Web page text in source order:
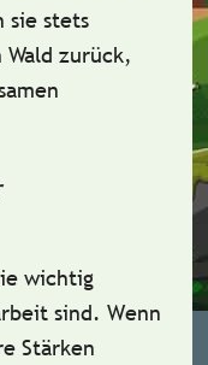
sie stets
zurück,
wichtig
sind. Wenn
Stärken